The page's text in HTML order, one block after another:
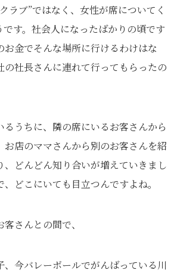
ラブ”ではなく、女性が席についてく
です。社会人になったばかりの頃です
お金でそんな場所に行けるわけはな
の社長さんに連れて行ってもらったの
るうちに、隣の席にいるお客さんから
お店のママさんから別のお客さんを紹
、どんどん知り合いが増えていきまし
どこにいても目立つんですよね。
さんとの間で、
今バレーボールでがんばっている川